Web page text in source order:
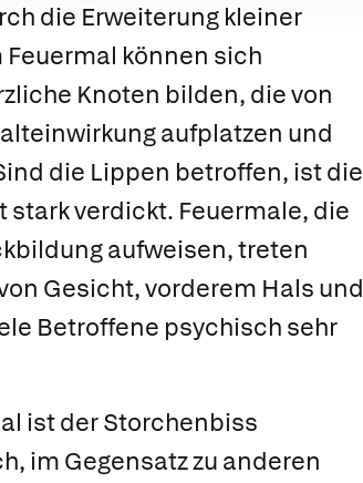
die Erweiterung kleiner
können sich
Knoten bilden, die von
aufplatzen und
die Lippen betroffen, ist die
stark verdickt. Feuermale, die
aufweisen, treten
Gesicht, vorderem Hals und
Betroffene psychisch sehr
ist derStorchenbiss
im Gegensatz zu anderen